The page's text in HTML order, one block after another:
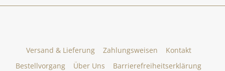
Versand & Lieferung Zahlungsweisen
Kontakt
Bestellvorgang
Über Uns
Barrierefreiheitserklärung